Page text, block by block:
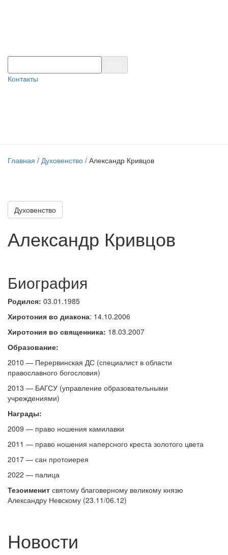
Контакты
Главная / Духовенство / Александр Кривцов
Духовенство
Александр Кривцов
Биография
Родился: 03.01.1985
Хиротония во диакона: 14.10.2006
Хиротония во священника: 18.03.2007
Образование:
2010 — Перервинская ДС (специалист в области
православного богословия)
2013 — БАГСУ (управление образовательными
учреждениями)
Награды:
2009 — право ношения камилавки
2011 — право ношения наперсного креста золотого цвета
2017 — сан протоиерея
2022 — палица
Тезоименит святому благоверному великому князю
Александру Невскому (23.11/06.12)
Новости